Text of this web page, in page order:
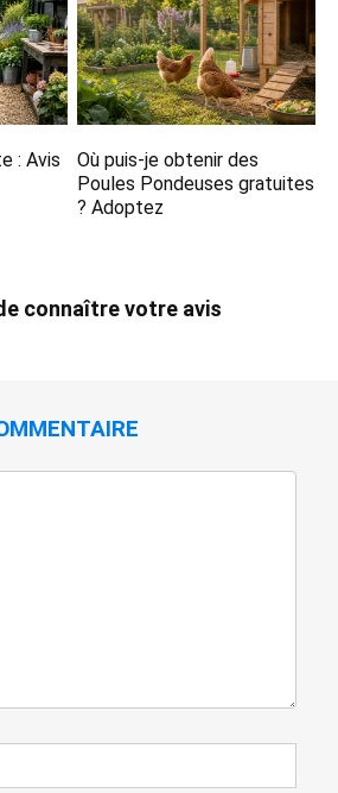
: Avis
Où puis-je obtenir des
Poules Pondeuses gratuites
? Adoptez
connaître votre avis